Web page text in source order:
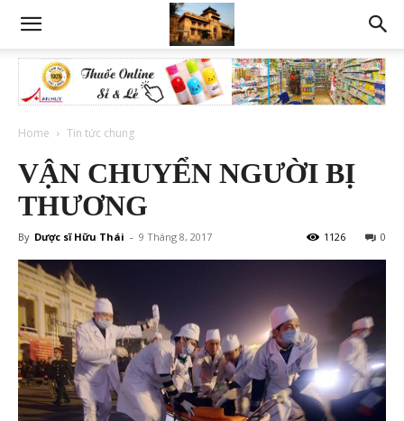
Home Tin tức chung
VẬN CHUYỂN NGƯỜI BỊ
THƯƠNG
By Dược sĩ Hữu Thái - 9 Tháng 8, 2017 0
1126